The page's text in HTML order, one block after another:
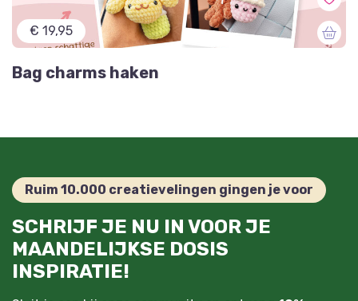
€ 19,95
Bag charms haken
Ruim 10.000 creatievelingen gingen je voor
SCHRIJF JE NU IN VOOR JE
MAANDELIJKSE DOSIS
INSPIRATIE!